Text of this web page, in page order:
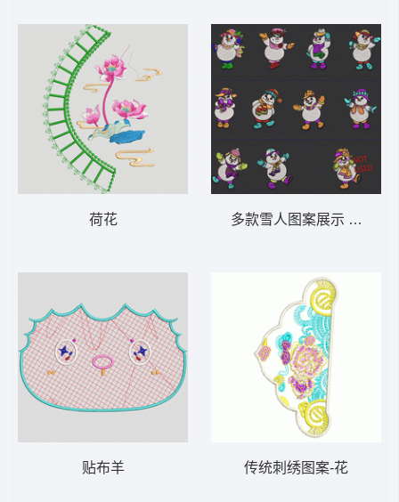
荷花
贴布羊
多款雪人图案展示 雪人
传统刺绣图案-花